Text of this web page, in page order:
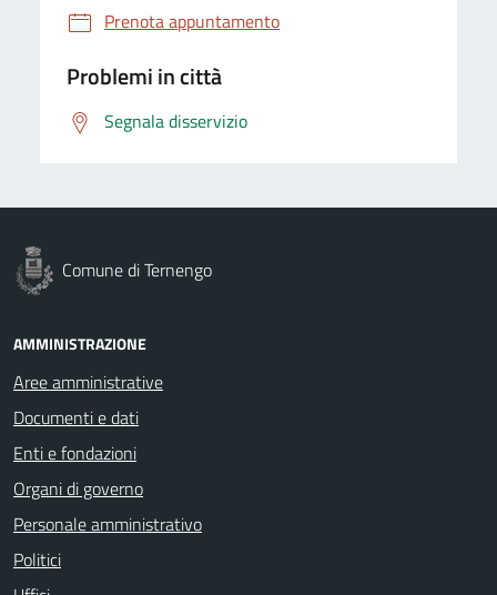
Prenota appuntamento
Problemi in città
Segnala disservizio
Comune di Ternengo
AMMINISTRAZIONE
Aree amministrative
Documenti e dati
Enti e fondazioni
Organi di governo
Personale amministrativo
Politici